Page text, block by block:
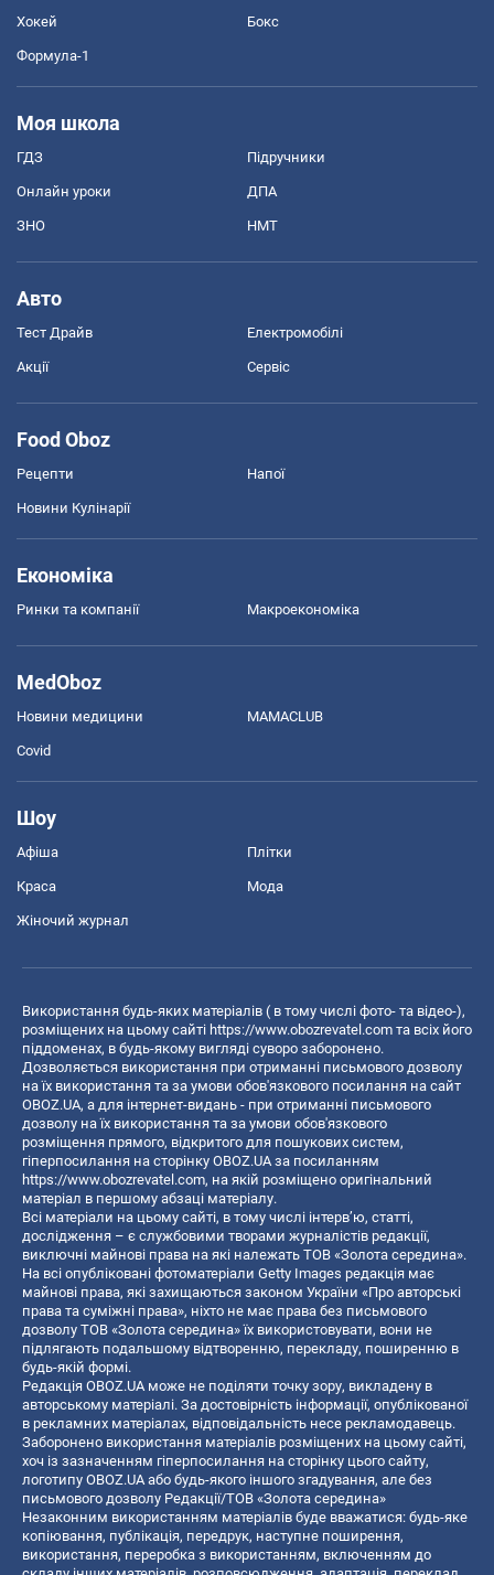
Хокей Бокс
Формула-1
Моя школа
ГДЗ Підручники
Онлайн уроки ДПА
ЗНО НМТ
Авто
Тест Драйв Електромобілі
Акції Сервіс
Food Oboz
Рецепти Напої
Новини Кулінарії
Економіка
Ринки та компанії Макроекономіка
MedOboz
Новини медицини MAMACLUB
Covid
Шоу
Афіша Плітки
Краса Мода
Жіночий журнал
Використання будь-яких матеріалів ( в тому числі фото- та відео-),
розміщених на цьому сайті https://www.obozrevatel.com та всіх його
піддоменах, в будь-якому вигляді суворо заборонено.
Дозволяється використання при отриманні письмового дозволу
на їх використання та за умови обов'язкового посилання на сайт
OBOZ.UA, а для інтернет-видань - при отриманні письмового
дозволу на їх використання та за умови обов'язкового
розміщення прямого, відкритого для пошукових систем,
гіперпосилання на сторінку OBOZ.UA за посиланням
https://www.obozrevatel.com, на якій розміщено оригінальний
матеріал в першому абзаці матеріалу.
Всі матеріали на цьому сайті, в тому числі інтерв’ю, статті,
дослідження – є службовими творами журналістів редакції,
виключні майнові права на які належать ТОВ «Золота середина».
На всі опубліковані фотоматеріали Getty Images редакція має
майнові права, які захищаються законом України «Про авторські
права та суміжні права», ніхто не має права без письмового
дозволу ТОВ «Золота середина» їх використовувати, вони не
підлягають подальшому відтворенню, перекладу, поширенню в
будь-якій формі.
Редакція OBOZ.UA може не поділяти точку зору, викладену в
авторському матеріалі. За достовірність інформації, опублікованої
в рекламних матеріалах, відповідальність несе рекламодавець.
Заборонено використання матеріалів розміщених на цьому сайті,
хоч із зазначенням гіперпосилання на сторінку цього сайту,
логотипу OBOZ.UA або будь-якого іншого згадування, але без
письмового дозволу Редакції/ТОВ «Золота середина»
Незаконним використанням матеріалів буде вважатися: будь-яке
копiювання, публiкацiя, передрук, наступне поширення,
використання, переробка з використанням, включенням до